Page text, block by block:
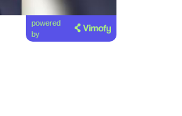
powered
by